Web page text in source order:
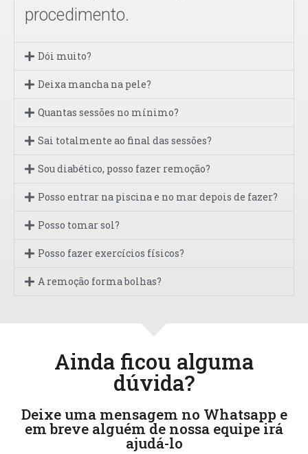
procedimento.
Dói muito?
Deixa mancha na pele?
Quantas sessões no mínimo?
Sai totalmente ao final das sessões?
Sou diabético, posso fazer remoção?
Posso entrar na piscina e no mar depois de fazer?
Posso tomar sol?
Posso fazer exercícios físicos?
A remoção forma bolhas?
Ainda ficou alguma
dúvida?
Deixe uma mensagem no Whatsapp e
em breve alguém de nossa equipe irá
ajudá-lo